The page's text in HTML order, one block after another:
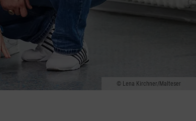
Lena Kirchner/Malteser